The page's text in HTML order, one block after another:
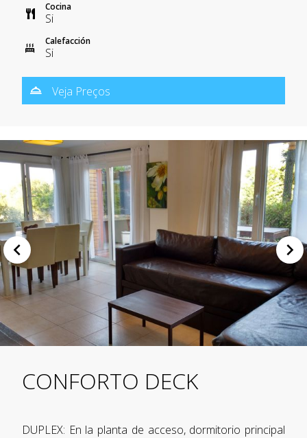
Cocina
Si
Calefacción
Si
Veja Preços
CONFORTO DECK
DUPLEX: En la planta de acceso, dormitorio principal